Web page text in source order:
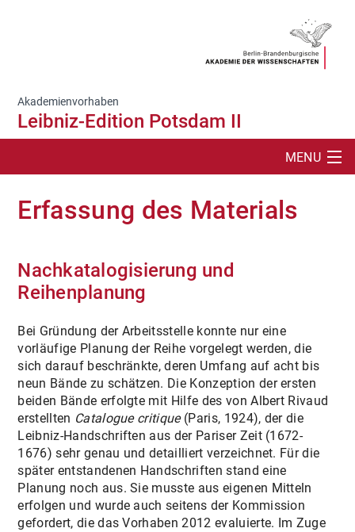
Akademienvorhaben
Leibniz-Edition Potsdam II
MENU
LEIBNIZ ONLINE
EDITION
PUBLIKATIONEN
MITARBEITER*INNEN
Erfassung des Materials
Nachkatalogisierung und
Reihenplanung
Bei Gründung der Arbeitsstelle konnte nur eine
vorläufige Planung der Reihe vorgelegt werden, die
sich darauf beschränkte, deren Umfang auf acht bis
neun Bände zu schätzen. Die Konzeption der ersten
beiden Bände erfolgte mit Hilfe des von Albert Rivaud
erstellten Catalogue critique (Paris, 1924), der die
Leibniz-Handschriften aus der Pariser Zeit (1672-
1676) sehr genau und detailliert verzeichnet. Für die
später entstandenen Handschriften stand eine
Planung noch aus. Sie musste aus eigenen Mitteln
erfolgen und wurde auch seitens der Kommission
gefordert, die das Vorhaben 2012 evaluierte. Im Zuge